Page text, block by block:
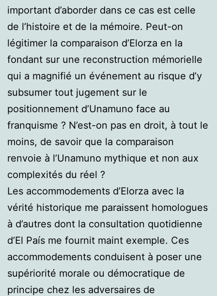
important d’aborder dans ce cas est celle
de l’histoire et de la mémoire. Peut-on
légitimer la comparaison d’Elorza en la
fondant sur une reconstruction mémorielle
qui a magnifié un événement au risque d’y
subsumer tout jugement sur le
positionnement d’Unamuno face au
franquisme ? N’est-on pas en droit, à tout le
moins, de savoir que la comparaison
renvoie à l’Unamuno mythique et non aux
complexités du réel ?
Les accommodements d’Elorza avec la
vérité historique me paraissent homologues
à d’autres dont la consultation quotidienne
d’El País me fournit maint exemple. Ces
accommodements conduisent à poser une
supériorité morale ou démocratique de
principe chez les adversaires de